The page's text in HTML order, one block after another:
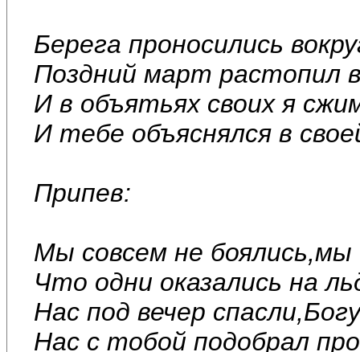
Берега проносились
Поздний март растопил
И в объятьях своих я
И тебе объяснялся в
Припев:
Мы совсем не
Что одни оказались на
Нас под вечер
Нас с тобой подобрал